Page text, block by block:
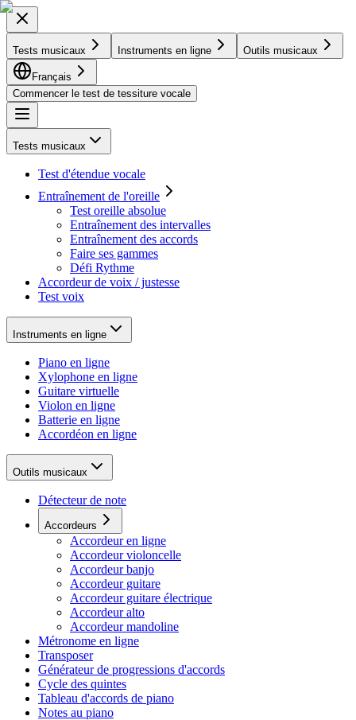
Tests musicaux Instruments en ligne Outils musicaux
Français
Commencer le test de tessiture vocale
Tests musicaux
Test d'étendue vocale
Entraînement de l'oreille
Test oreille absolue
Entraînement des intervalles
Entraînement des accords
Faire ses gammes
Défi Rythme
Accordeur de voix / justesse
Test voix
Instruments en ligne
Piano en ligne
Xylophone en ligne
Guitare virtuelle
Violon en ligne
Batterie en ligne
Accordéon en ligne
Outils musicaux
Détecteur de note
Accordeurs
Accordeur en ligne
Accordeur violoncelle
Accordeur banjo
Accordeur guitare
Accordeur guitare électrique
Accordeur alto
Accordeur mandoline
Métronome en ligne
Transposer
Générateur de progressions d'accords
Cycle des quintes
Tableau d'accords de piano
Notes au piano